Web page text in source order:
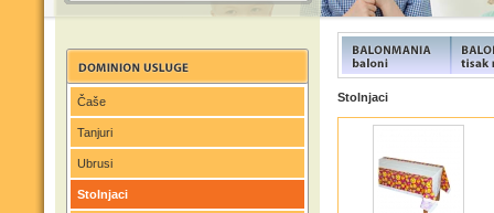
Čaše
Tanjuri
Ubrusi
Stolnjaci
Stolnjaci